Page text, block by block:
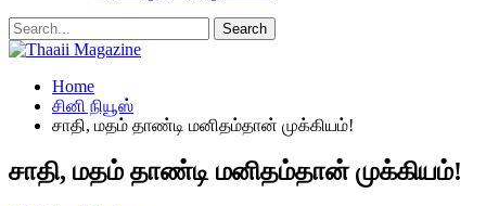
Home
சினி நியூஸ்
சாதி, மதம் தாண்டி மனிதம்தான் முக்கியம்!
சாதி, மதம் தாண்டி மனிதம்தான் முக்கியம்!